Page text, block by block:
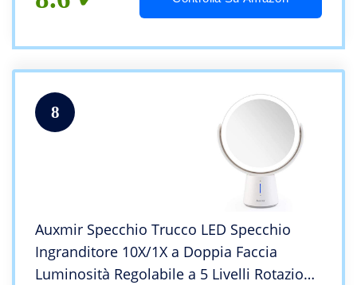
8
Auxmir Specchio Trucco LED Specchio
Ingranditore 10X/1X a Doppia Faccia
Luminosità Regolabile a 5 Livelli Rotazione